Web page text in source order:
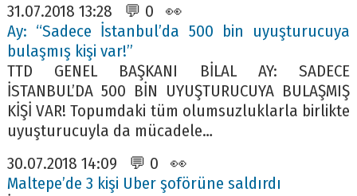
31.07.2018 13:28 💬 0 👀
Ay: “Sadece İstanbul’da 500 bin uyuşturucuya
bulaşmış kişi var!”
TTD GENEL BAŞKANI BİLAL AY: SADECE
İSTANBUL’DA 500 BİN UYUŞTURUCUYA BULAŞMIŞ
KİŞİ VAR! Topumdaki tüm olumsuzluklarla birlikte
uyuşturucuyla da mücadele…
30.07.2018 14:09 💬 0 👀
Maltepe’de 3 kişi Uber şoförüne saldırdı